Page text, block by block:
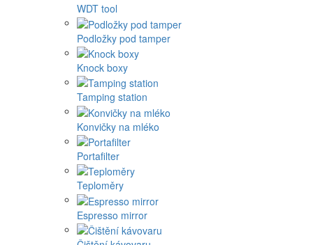
WDT tool
Podložky pod tamper
Knock boxy
Tamping station
Konvičky na mléko
Portafilter
Teploměry
Espresso mirror